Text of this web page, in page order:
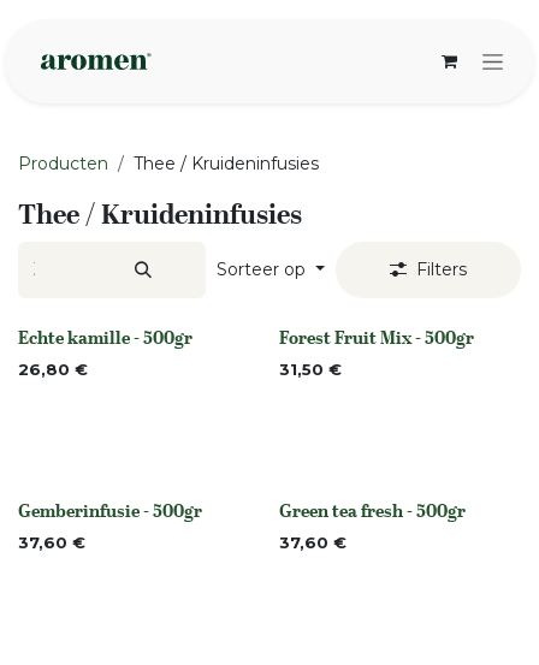
Producten Thee / Kruideninfusies
Thee / Kruideninfusies
Sorteer op Filters
Niet op voorraad
Echte kamille - 500gr
26,80 € Niet op voorraad
Forest Fruit Mix - 500gr
31,50 €
Niet op voorraad
Gemberinfusie - 500gr
37,60 € None
Green tea fresh - 500gr
37,60 €